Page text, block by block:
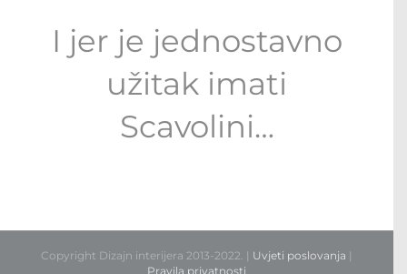
I jer je jednostavno
užitak imati
Scavolini…
Copyright Dizajn interijera 2013-2022. | Uvjeti poslovanja |
Pravila privatnosti